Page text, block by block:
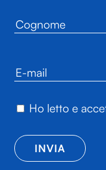
Ho letto e